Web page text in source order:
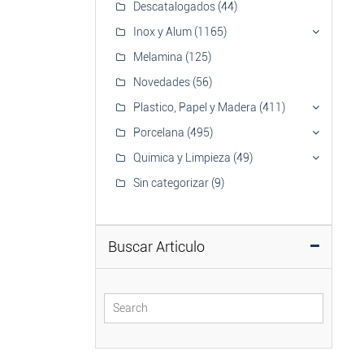
Descatalogados (44)
Inox y Alum (1165)
Melamina (125)
Novedades (56)
Plastico, Papel y Madera (411)
Porcelana (495)
Quimica y Limpieza (49)
Sin categorizar (9)
Buscar Articulo